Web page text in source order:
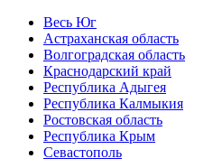
Весь Юг
Астраханская область
Волгоградская область
Краснодарский край
Республика Адыгея
Республика Калмыкия
Ростовская область
Республика Крым
Севастополь